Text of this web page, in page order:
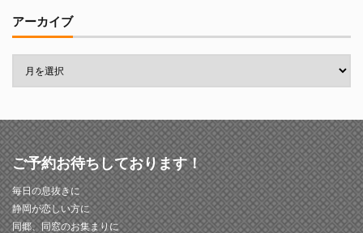
アーカイブ
ご予約お待ちしております！
毎日の息抜きに
静岡が恋しい方に
同郷、同窓のお集まりに